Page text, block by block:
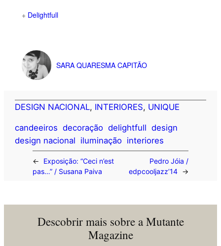
+ Delightfull
SARA QUARESMA CAPITÃO
DESIGN NACIONAL, INTERIORES, UNIQUE
candeeiros decoração delightfull design
design nacional iluminação interiores
←
Exposição: “Ceci n’est
pas…” / Susana Paiva
Pedro Jóia /
edpcooljazz’14
→
Descobrir mais sobre a Mutante
Magazine